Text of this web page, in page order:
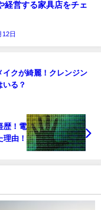
経営する家具店をチェ
12日
イクが綺麗！クレンジン
いる？
歴！電
由！